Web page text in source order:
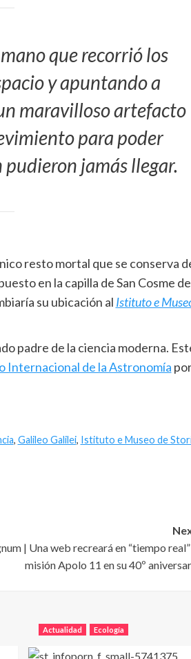
que recorrió los
y apuntando a
maravilloso artefacto
para poder
pudieron jamás llegar.
resto mortal que se conserva
en la capilla de San Cosme de
su ubicación al Istituto e
padre de la ciencia moderna.
Internacional de la Astronomía
, Galileo Galilei, Istituto e Museo de
| Una web recreará en “tiempo
misión Apolo 11 en su 40º
Actualidad Ecología